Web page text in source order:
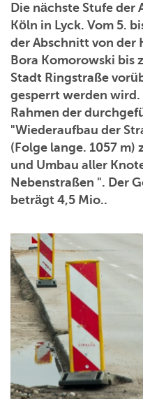
Die nächste Stufe der
Köln in Lyck. Vom 5.
der Abschnitt von der
Bora Komorowski bis
Stadt Ringstraße
gesperrt werden
Rahmen der
"Wiederaufbau der
(Folge lange. 1057 m)
und Umbau aller
Nebenstraßen ". Der
beträgt 4,5 Mio..